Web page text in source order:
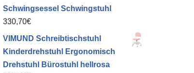
Schwingsessel Schwingstuhl
330,70€
VIMUND Schreibtischstuhl
Kinderdrehstuhl Ergonomisch
Drehstuhl Bürostuhl hellrosa